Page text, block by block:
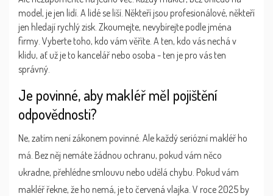
model, je jen lidí. A lidé se liší. Někteří jsou profesionálové, někteří
jen hledají rychlý zisk. Zkoumejte, nevybírejte podle jména
firmy. Vyberte toho, kdo vám věříte. A ten, kdo vás nechá v
klidu, ať už je to kancelář nebo osoba - ten je pro vás ten
správný.
Je povinné, aby makléř měl pojištění
odpovědnosti?
Ne, zatím není zákonem povinné. Ale každý seriózní makléř ho
má. Bez něj nemáte žádnou ochranu, pokud vám něco
ukradne, přehlédne smlouvu nebo udělá chybu. Pokud vám
makléř řekne, že ho nemá, je to červená vlajka. V roce 2025 by